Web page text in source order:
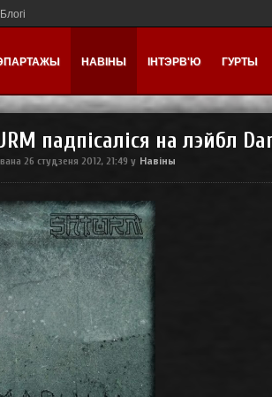
Блогі
НАВІНЫ ІНТЭРВ'Ю ГУРТЫ
падпісаліся на лэйбл
26 студзеня 2012, 21:49 у Навіны